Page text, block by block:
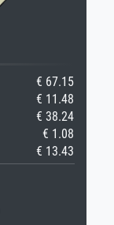
€ 67.15
€ 11.48
€ 38.24
€ 1.08
€ 13.43